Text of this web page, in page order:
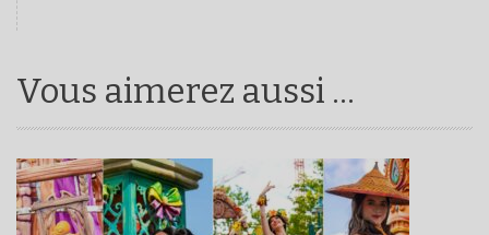
Vous aimerez aussi ...